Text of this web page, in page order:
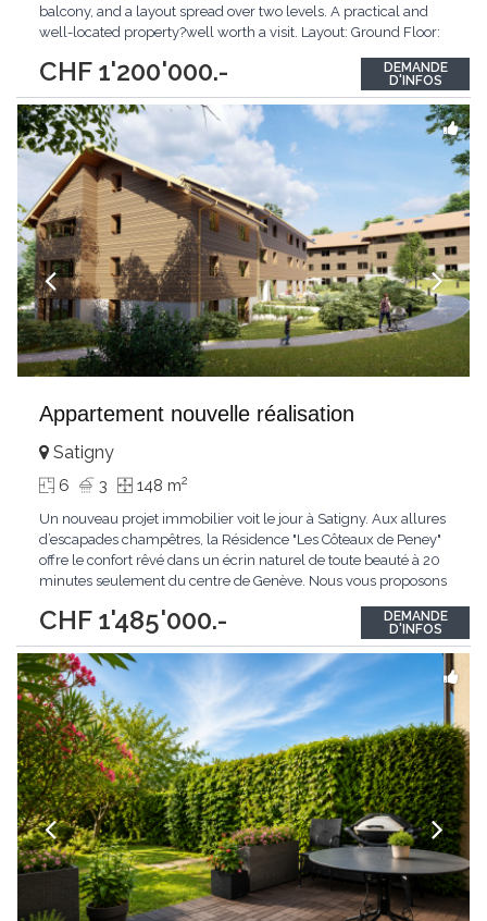
CHF 1'200'000.-
balcony, and a layout spread over two levels. A practical and
well-located property?well worth a visit. Layout: Ground Floor:
room opening onto a nearly 11 m² balcony, ideal for enjoying
sunny days. This...
DEMANDE
D'INFOS
Appartement nouvelle réalisation
CHF 1'485'000.-
Satigny
6 3 148 m2
Un nouveau projet immobilier voit le jour à Satigny. Aux allures
d’escapades champêtres, la Résidence "Les Côteaux de Peney"
offre le confort rêvé dans un écrin naturel de toute beauté à 20
minutes seulement du centre de Genève. Nous vous proposons
148m2 dans un environnement sécurisé: - Surface PPE 112 m2 -
Loggia 14 m2 -...
DEMANDE
D'INFOS